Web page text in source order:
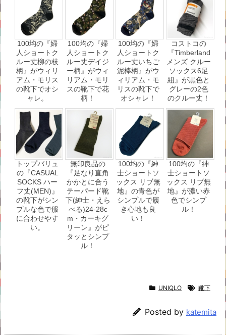
100均の『婦
人ショートク
ルー丈柳の枝
柄』がウィリ
アム・モリス
の靴下でオシ
ャレ。
100均の『婦
人ショートク
ルー丈デイジ
ー柄』がウィ
リアム・モリ
スの靴下で花
柄！
100均の『婦
人ショートク
ルー丈いちご
泥棒柄』がウ
ィリアム・モ
リスの靴下で
オシャレ！
コストコの
『Timberland
メンズ クルー
ソックス6足
組』が黒色と
グレーの2色
のクルー丈！
トップバリュ
の『CASUAL
SOCKS ハー
フ丈(MEN)』
の靴下がシン
プルな色で服
に合わせやす
い。
無印良品の
『足なり直角
かかとに合う
テーパード靴
下(紳士・えら
べる)24-28c
m・カーキグ
リーン』がピ
タッとシンプ
ル！
100均の『紳
士ショートソ
ックス リブ無
地』の青色が
シンプルで履
き心地も良
い！
100均の『紳
士ショートソ
ックス リブ無
地』が濃い赤
色でシンプ
ル！
UNIQLO 靴下
Posted by katemita